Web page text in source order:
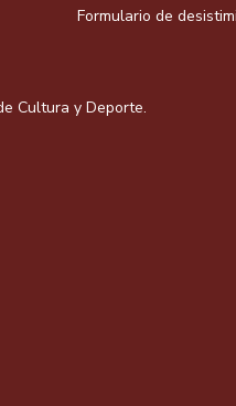
Formulario de
Cultura y Deporte.